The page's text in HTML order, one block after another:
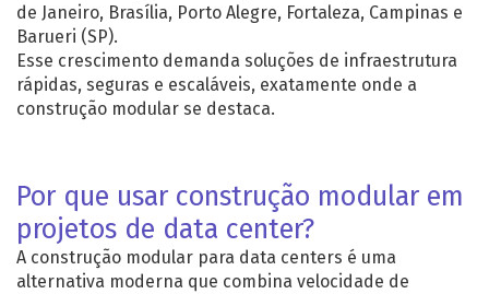
de Janeiro, Brasília, Porto Alegre, Fortaleza, Campinas e
Barueri (SP).
Esse crescimento demanda soluções de infraestrutura
rápidas, seguras e escaláveis, exatamente onde a
construção modular se destaca.
Por que usar construção modular em
projetos de data center?
A construção modular para data centers é uma
alternativa moderna que combina velocidade de